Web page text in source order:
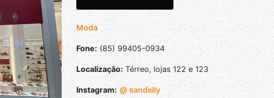
Moda
Fone: (85) 99405-0934
Localização: Térreo, lojas 122 e 123
Instagram: @ sandelly